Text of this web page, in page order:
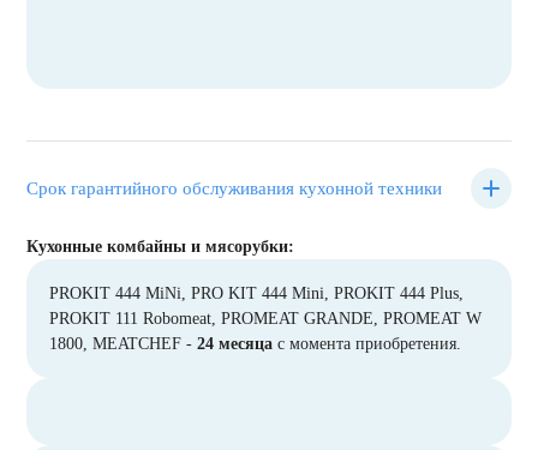
Срок гарантийного обслуживания кухонной техники
Кухонные комбайны и мясорубки:
PROKIT 444 MiNi, PRO KIT 444 Mini, PROKIT 444 Plus,
PROKIT 111 Robomeat, PROMEAT GRANDE, PROMEAT W
1800, MEATCHEF -24 месяца с момента приобретения.